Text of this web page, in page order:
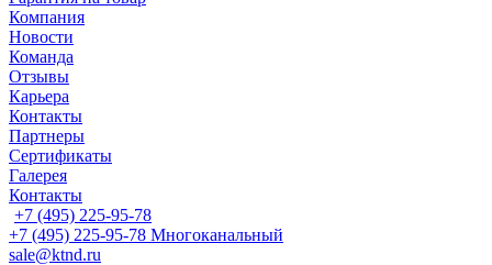
Компания
Новости
Команда
Отзывы
Карьера
Контакты
Партнеры
Сертификаты
Галерея
Контакты
+7 (495) 225-95-78
+7 (495) 225-95-78 Многоканальный
sale@ktnd.ru